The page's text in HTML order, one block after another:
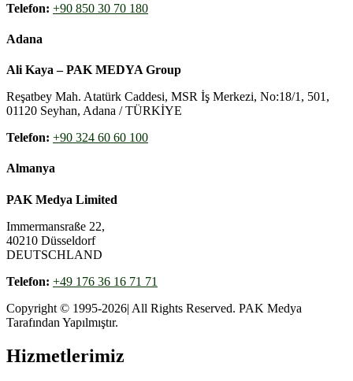
Telefon: +90 850 30 70 180
Adana
Ali Kaya – PAK MEDYA Group
Reşatbey Mah. Atatürk Caddesi, MSR İş Merkezi, No:18/1, 501,
01120 Seyhan, Adana / TÜRKİYE
Telefon: +90 324 60 60 100
Almanya
PAK Medya Limited
Immermansraße 22,
40210 Düsseldorf
DEUTSCHLAND
Telefon: +49 176 36 16 71 71
Copyright © 1995-2026| All Rights Reserved. PAK Medya
Tarafından Yapılmıştır.
Hizmetlerimiz